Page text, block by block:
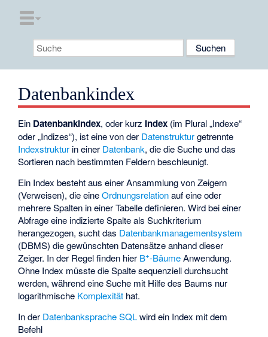
Datenbankindex
Ein Datenbankindex, oder kurz Index (im Plural „Indexe“
oder „Indizes“), ist eine von der Datenstrukturgetrennte
Indexstruktur in einer Datenbank, die die Suche und das
Sortieren nach bestimmten Feldern beschleunigt.
Ein Index besteht aus einer Ansammlung von Zeigern
(Verweisen), die eineOrdnungsrelationauf eine oder
mehrere Spalten in einer Tabelle definieren. Wird bei einer
Abfrage eine indizierte Spalte als Suchkriterium
herangezogen, sucht das Datenbankmanagementsystem
(DBMS) die gewünschten Datensätze anhand dieser
Zeiger. In der Regel finden hier B+-BäumeAnwendung.
Ohne Index müsste die Spalte sequenziell durchsucht
werden, während eine Suche mit Hilfe des Baums nur
logarithmische Komplexität hat.
In der Datenbanksprache SQLwird ein Index mit dem
Befehl